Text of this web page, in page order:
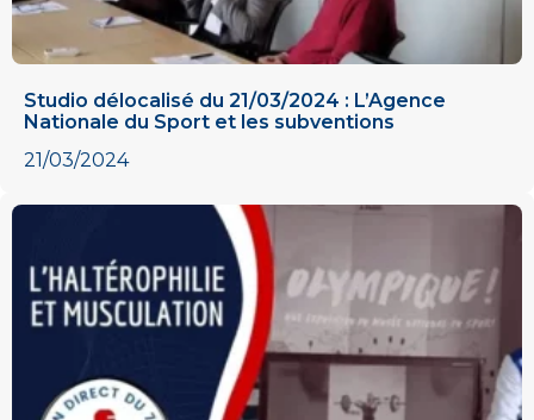
Studio délocalisé du 21/03/2024 : L’Agence
Nationale du Sport et les subventions​
21/03/2024